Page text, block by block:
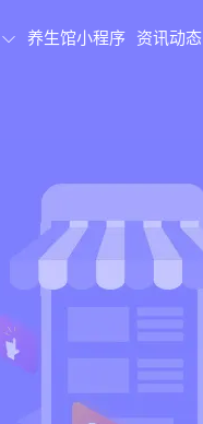
养生馆小程序 资讯动态